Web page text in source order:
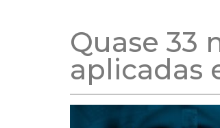
Quase 33
aplicadas